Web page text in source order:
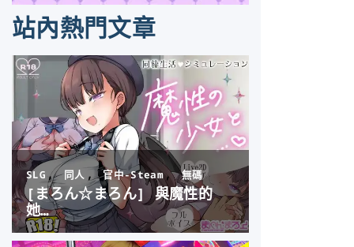
站內熱門文章